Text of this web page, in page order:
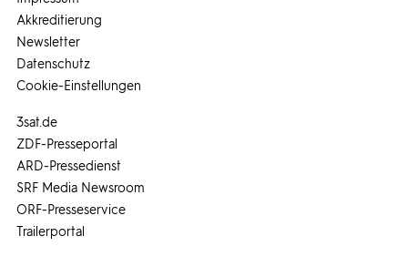
3sat.de
ZDF-Presseportal
ARD-Pressedienst
SRF Media Newsroom
ORF-Presseservice
Trailerportal
Akkreditierung
Newsletter
Datenschutz
Cookie-Einstellungen